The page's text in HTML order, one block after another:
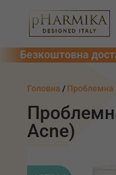
Головна / Проблемна
Acne)